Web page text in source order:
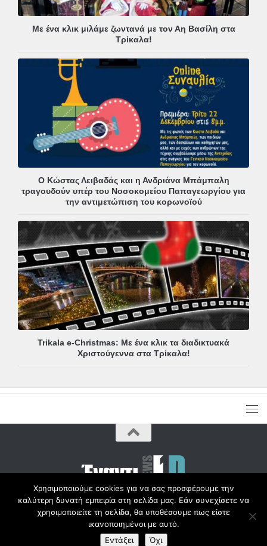
Με ένα κλικ μιλάμε ζωντανά με τον Αη Βασίλη στα
Τρίκαλα!
Ο Κώστας Λειβαδάς και η Ανδριάνα Μπάμπαλη
τραγουδούν υπέρ του Νοσοκομείου Παπαγεωργίου για
την αντιμετώπιση του κορωνοϊού
Trikala e-Christmas: Με ένα κλικ τα διαδικτυακά
Χριστούγεννα στα Τρίκαλα!
Copyright © Radio1d.gr 2012-2017 |
Χρησιμοποιούμε cookies για να σας προσφέρουμε την
καλύτερη δυνατή εμπειρία στη σελίδα μας. Εάν συνεχίσετε να
χρησιμοποιείτε τη σελίδα, θα υποθέσουμε πως είστε
ικανοποιημένοι με αυτό.
Εντάξει
Όχι